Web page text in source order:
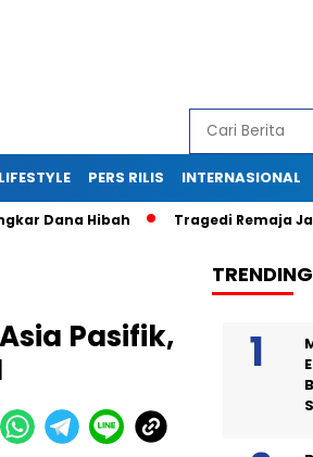
LIFESTYLE PERS RILIS INTERNASIONAL
Hibah Tragedi Remaja Jatuh
Pasifik,
TRENDING